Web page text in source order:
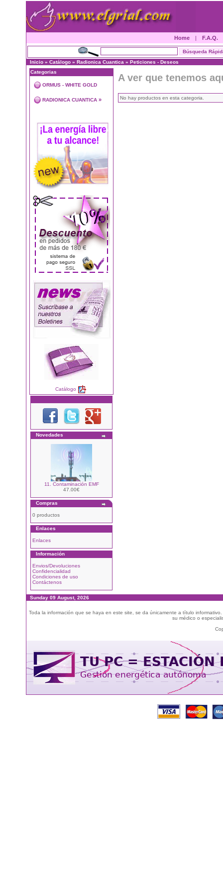
Home | F.A.Q.
Inicio » Catálogo » Radionica Cuantica » Peticiones - Deseos
Categorias
ORMUS - WHITE GOLD
RADIONICA CUANTICA »
Catálogo
Novedades
11. Contaminación EMF
47.00€
Compras
0 productos
Enlaces
Enlaces
Información
Envios/Devoluciones
Confidencialidad
Condiciones de uso
Contáctenos
A ver que tenemos
No hay productos en esta categoria.
Sunday 09 August, 2026
Toda la información que se haya en este site, se da únicamente a título
su médico o